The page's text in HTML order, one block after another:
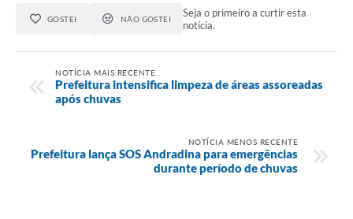
GOSTEI NÃO GOSTEI
Seja o primeiro a curtir esta
notícia.
NOTÍCIA MAIS RECENTE
Prefeitura intensifica limpeza de áreas assoreadas
após chuvas
NOTÍCIA MENOS RECENTE
Prefeitura lança SOS Andradina para emergências
durante período de chuvas